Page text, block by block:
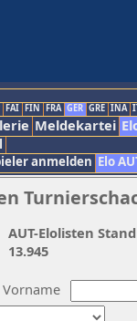
FAI FIN FRA GER GRE INA
Meldekartei
anmelden Elo
Vorname
AUT-Elolisten
13.945